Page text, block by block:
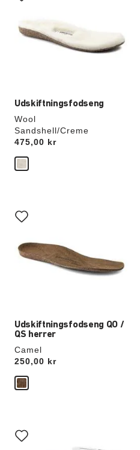
Udskiftningsfodseng
Wool
Sandshell/Creme
Price:
475,00 kr
prøvefarver
opdatere
produktbilledet
Udskiftningsfodseng QO /
QS herrer
Camel
Price:
250,00 kr
med
prøvefarver
opdatere
produktbilledet
med
prøvefarver